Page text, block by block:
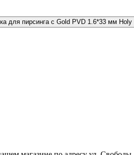
для пирсинга с Gold PVD 1.6*33 мм Holy